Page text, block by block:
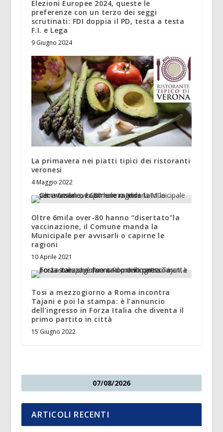
Elezioni Europee 2024, queste le
preferenze con un terzo dei seggi
scrutinati: FDI doppia il PD, testa a testa
F.I. e Lega
9 Giugno 2024
La primavera nei piatti tipici dei ristoranti
veronesi
4 Maggio 2022
Oltre 6mila over-80 hanno “disertato”la
vaccinazione, il Comune manda la
Municipale per avvisarli o capirne le
ragioni
10 Aprile 2021
Tosi a mezzogiorno a Roma incontra
Tajani e poi la stampa: è l’annuncio
dell’ingresso in Forza Italia che diventa il
primo partito in città
15 Giugno 2022
07/08/2026
ARTICOLI RECENTI